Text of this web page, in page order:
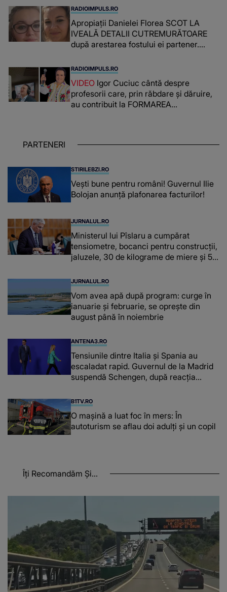
RADIOIMPULS.RO
Apropiații Danielei Florea SCOT LA
IVEALĂ DETALII CUTREMURĂTOARE
după arestarea fostului ei partener.
românca ucisă în Italia și ascunsă în
lada unui pat: " Îmi pare rău că nu am
reușit să fac mai mult pentru ea și..."
RADIOIMPULS.RO
VIDEO Igor Cuciuc cântă despre
profesorii care, prin răbdare și dăruire,
au contribuit la FORMAREA
chiar și după trecerea anilor: "De
PARTENERI
STIRILEBZI.RO
Vești bune pentru români! Guvernul Ilie
Bolojan anunță plafonarea facturilor!
JURNALUL.RO
Ministerul lui Pîslaru a cumpărat
tensiometre, bocanci pentru construcții,
jaluzele, 30 de kilograme de miere și 50
JURNALUL.RO
Vom avea apă după program: curge în
ianuarie și februarie, se oprește din
august până în noiembrie
ANTENA3.RO
Tensiunile dintre Italia și Spania au
escaladat rapid. Guvernul de la Madrid
suspendă Schengen, după reacția
B1TV.RO
O maşină a luat foc în mers: În
autoturism se aflau doi adulți și un copil
Îți Recomandăm Și...